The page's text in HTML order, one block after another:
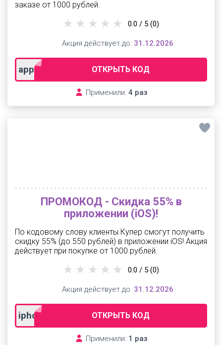
заказе от 1000 рублей.
app60 ОТКРЫТЬ КОД
Применили: 4 раз
0.0 / 5 (0)
Акция действует до: 31.12.2026
ПРОМОКОД - Скидка 55% в
приложении (iOS)!
По кодовому слову клиенты Купер смогут получить
скидку 55% (до 550 рублей) в приложении iOS! Акция
действует при покупке от 1000 рублей.
iphone55 ОТКРЫТЬ КОД
Применили: 1 раз
0.0 / 5 (0)
Акция действует до: 31.12.2026